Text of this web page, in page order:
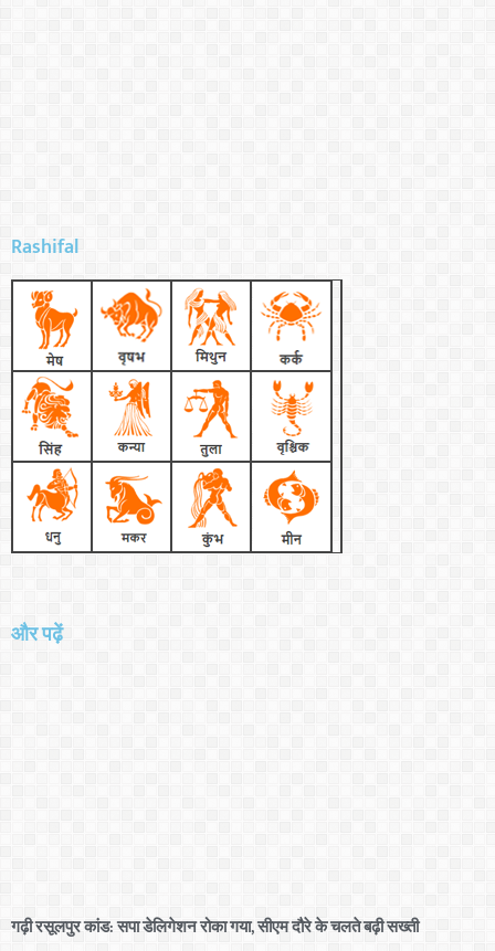
Rashifal
और पढ़ें
गढ़ी रसूलपुर कांड: सपा डेलिगेशन रोका गया, सीएम दौरे के चलते बढ़ी सख्ती